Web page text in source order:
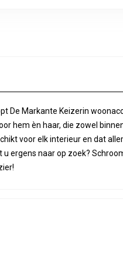
De Markante Keizerin
hem èn haar, die zowel
voor elk interieur en dat
ergens naar op zoek?